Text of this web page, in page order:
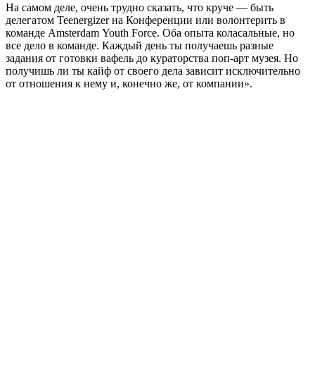
На самом деле, очень трудно сказать, что круче — быть
делегатом Teenergizer на Конференции или волонтерить в
команде Amsterdam Youth Force. Оба опыта коласальные, но
все дело в команде. Каждый день ты получаешь разные
задания от готовки вафель до кураторства поп-арт музея. Но
получишь ли ты кайф от своего дела зависит исключительно
от отношения к нему и, конечно же, от компании».